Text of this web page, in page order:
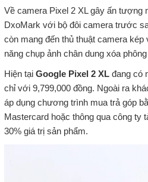
Về camera Pixel 2 XL gây ấn tượng
DxoMark với bộ đôi camera trước
còn mang đến thủ thuật camera
năng chụp ảnh chân dung xóa
Hiện tại Google Pixel 2 XLđang có
chỉ với 9,799,000 đồng. Ngoài ra
áp dụng chương trình mua trả góp
Mastercard hoặc thông qua công ty
30% giá trị sản phẩm.